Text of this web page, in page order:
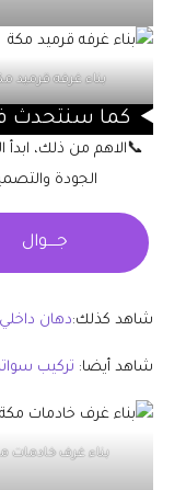
بناء غرفه قرميد
كما سنتحدث
📞الاهم من ذلك،
الجودة
جــــوال
شاهد كذلك:دهان
شاهد أيضا: تركيب
بناء غرف خادمات